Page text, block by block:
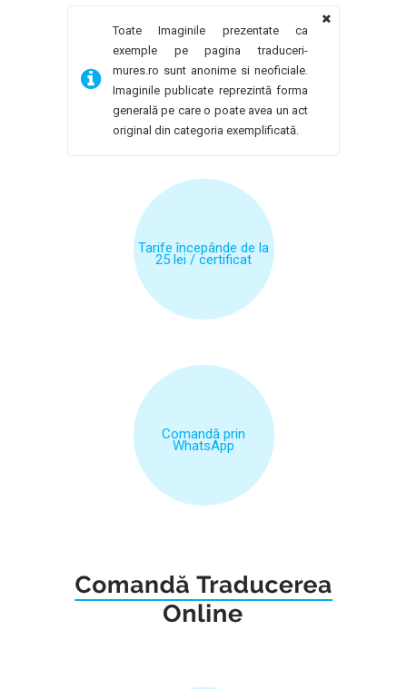
Toate Imaginile prezentate ca
exemple pe pagina traduceri-
mures.ro sunt anonime si neoficiale.
Imaginile publicate reprezintă forma
generală pe care o poate avea un act
original din categoria exemplificată.
Tarife începânde de la
25 lei / certificat
Comandă prin
WhatsApp